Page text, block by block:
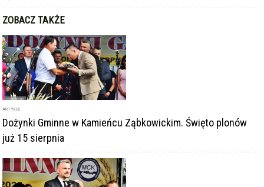
ZOBACZ TAKŻE
ARTYKUŁ
Dożynki Gminne w Kamieńcu Ząbkowickim. Święto plonów
już 15 sierpnia